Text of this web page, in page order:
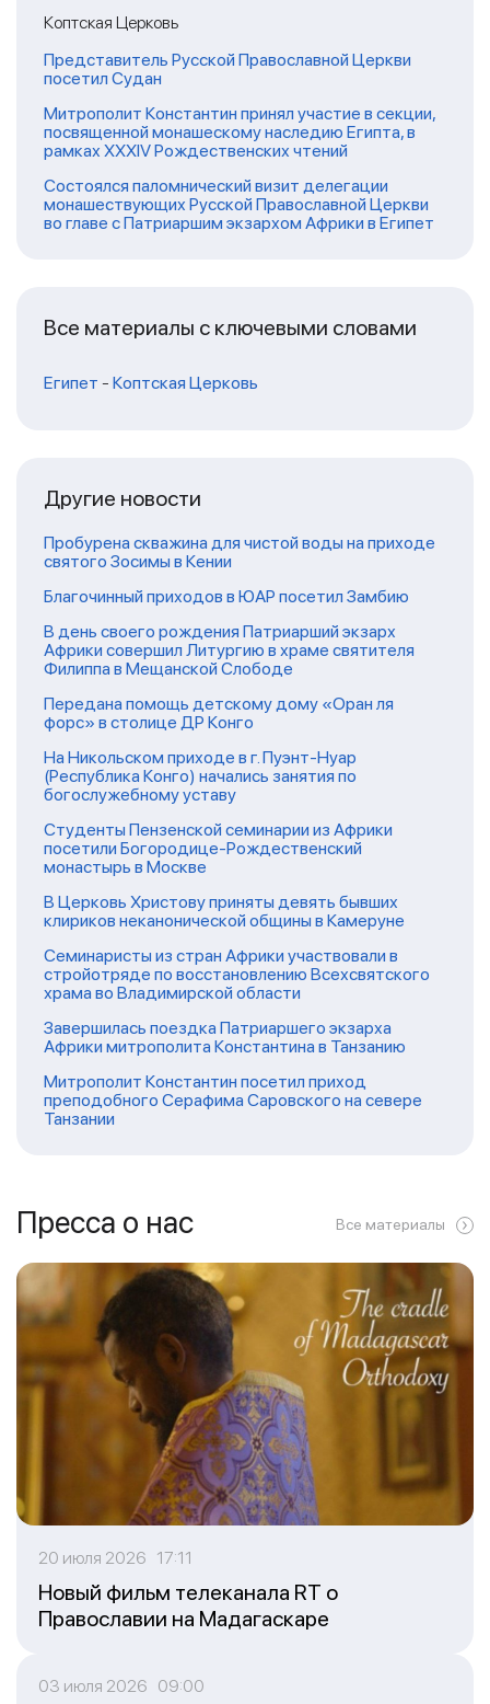
Коптская Церковь
Представитель Русской Православной Церкви
посетил Судан
Митрополит Константин принял участие в секции,
посвященной монашескому наследию Египта, в
рамках XXXIV Рождественских чтений
Состоялся паломнический визит делегации
монашествующих Русской Православной Церкви
во главе с Патриаршим экзархом Африки в Египет
Все материалы с ключевыми словами
Египет - Коптская Церковь
Другие новости
Пробурена скважина для чистой воды на приходе
святого Зосимы в Кении
Благочинный приходов в ЮАР посетил Замбию
В день своего рождения Патриарший экзарх
Африки совершил Литургию в храме святителя
Филиппа в Мещанской Слободе
Передана помощь детскому дому «Оран ля
форс» в столице ДР Конго
На Никольском приходе в г. Пуэнт-Нуар
(Республика Конго) начались занятия по
богослужебному уставу
Студенты Пензенской семинарии из Африки
посетили Богородице-Рождественский
монастырь в Москве
В Церковь Христову приняты девять бывших
клириков неканонической общины в Камеруне
Семинаристы из стран Африки участвовали в
стройотряде по восстановлению Всехсвятского
храма во Владимирской области
Завершилась поездка Патриаршего экзарха
Африки митрополита Константина в Танзанию
Митрополит Константин посетил приход
преподобного Серафима Саровского на севере
Танзании
Пресса о нас Все материалы
20 июля 2026 17:11
Новый фильм телеканала RT о
Православии на Мадагаскаре
03 июля 2026 09:00